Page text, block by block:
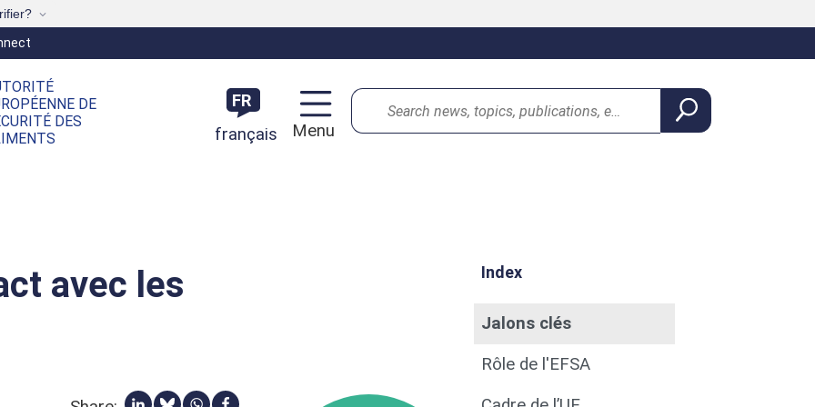
DE
DES
FR
français
Menu
Search
avec les
Index
Jalons clés
Rôle de l'EFSA